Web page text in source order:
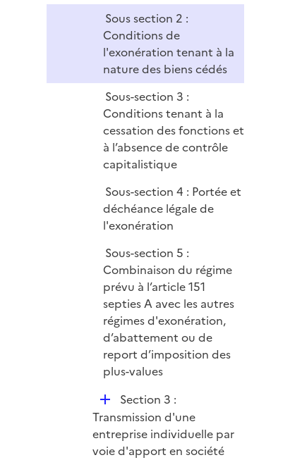
Sous section 2 :
Conditions de
l'exonération tenant à la
nature des biens cédés
Sous-section 3 :
Conditions tenant à la
cessation des fonctions et
à l’absence de contrôle
capitalistique
Sous-section 4 : Portée et
déchéance légale de
l'exonération
Sous-section 5 :
Combinaison du régime
prévu à l’article 151
septies A avec les autres
régimes d'exonération,
d’abattement ou de
report d’imposition des
plus-values
D
é
p
l
Section 3 :
Transmission d'une
entreprise individuelle par
voie d'apport en société